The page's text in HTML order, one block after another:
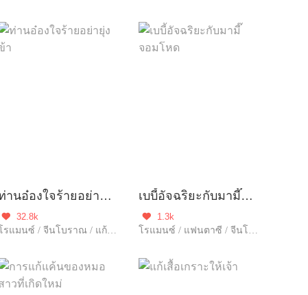
ท่านอ๋องใจร้ายอย่ายุ่งข้า

32.8k
โรแมนซ์ / จีนโบราณ / แก้แค้น / ฝ่าอุปสรรค / รักหวานฉ่ำ / ความรัก / เกิดใหม่
เบบี้อัจฉริยะกับมามี๊จอมโหด

1.3k
โรแมนซ์ / แฟนตาซี / จีนโบราณ / ข้ามภพ